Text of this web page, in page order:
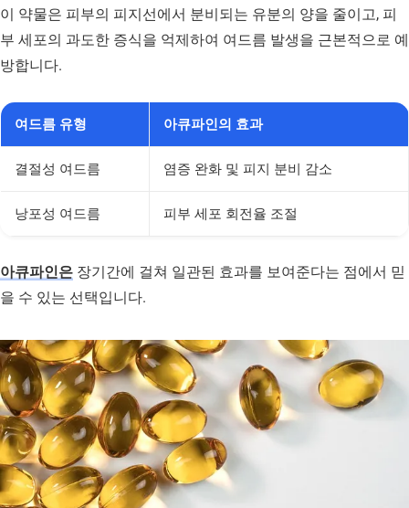
이 약물은 피부의 피지선에서 분비되는 유분의 양을 줄이고, 피
부 세포의 과도한 증식을 억제하여 여드름 발생을 근본적으로 예
방합니다.
여드름 유형 아큐파인의 효과
결절성 여드름 염증 완화 및 피지 분비 감소
낭포성 여드름 피부 세포 회전율 조절
아큐파인은 장기간에 걸쳐 일관된 효과를 보여준다는 점에서 믿
을 수 있는 선택입니다.